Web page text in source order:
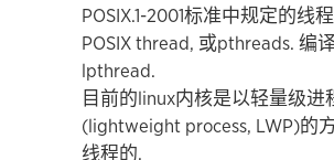
POSIX.1-2001标准中规定的线
POSIX thread, 或pthreads. 编
lpthread.
目前的linux内核是以轻量级进
(lightweight process, LWP)的
线程的.